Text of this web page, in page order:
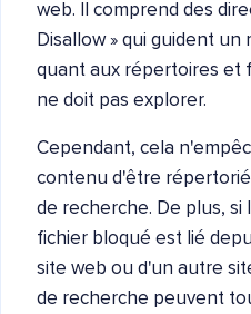
web. Il comprend des
Disallow » qui guident
quant aux répertoires et
ne doit pas explorer.
Cependant, cela
contenu d'être
de recherche. De plus,
fichier bloqué est lié
site web ou d'un autre
de recherche peuvent